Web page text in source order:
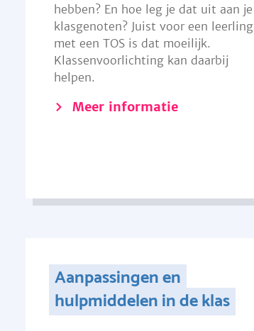
hebben? En hoe leg je dat uit aan je
klasgenoten? Juist voor een leerling
met een TOS is dat moeilijk.
Klassenvoorlichting kan daarbij
helpen.
Meer informatie
Aanpassingen en
hulpmiddelen in de klas